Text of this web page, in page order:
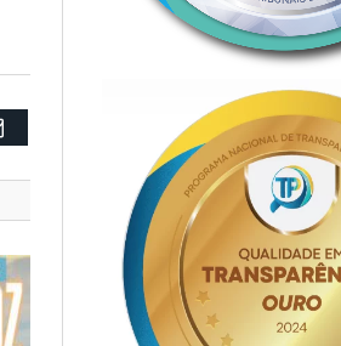
Email